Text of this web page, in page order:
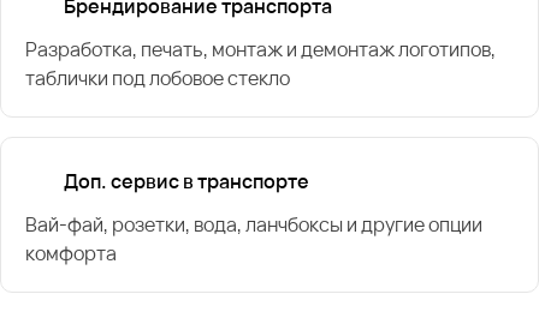
Брендирование транспорта
Разработка, печать, монтаж и демонтаж логотипов,
таблички под лобовое стекло
Доп. сервис в транспорте
Вай-фай, розетки, вода, ланчбоксы и другие опции
комфорта